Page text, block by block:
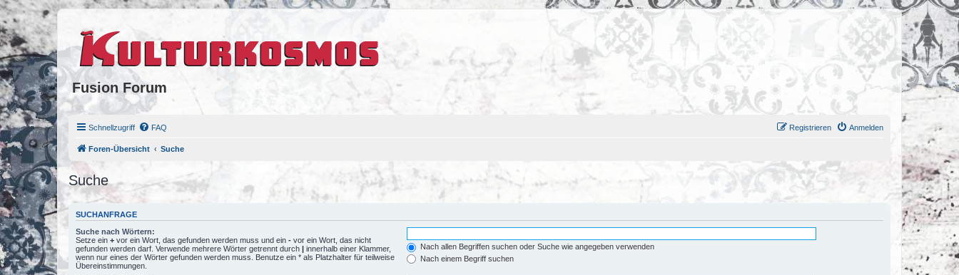
Fusion Forum
Schnellzugriff FAQ Anmelden
Registrieren
Foren-Übersicht Suche
Suche
SUCHANFRAGE
Suche nach Wörtern:
Setze ein + vor ein Wort, das gefunden werden muss und ein - vor ein Wort, das nicht
gefunden werden darf. Verwende mehrere Wörter getrennt durch | innerhalb einer Klammer,
wenn nur eines der Wörter gefunden werden muss. Benutze ein * als Platzhalter für teilweise
Übereinstimmungen.
Nach allen Begriffen suchen oder Suche wie angegeben verwenden
Nach einem Begriff suchen